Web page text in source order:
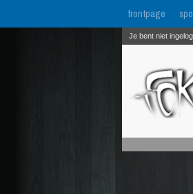
frontpage
Je bent niet